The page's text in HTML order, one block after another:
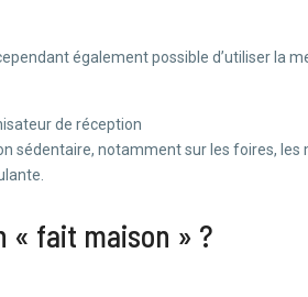
également possible d’utiliser la
de réception
sédentaire, notamment sur les foires, les
« fait maison » ?